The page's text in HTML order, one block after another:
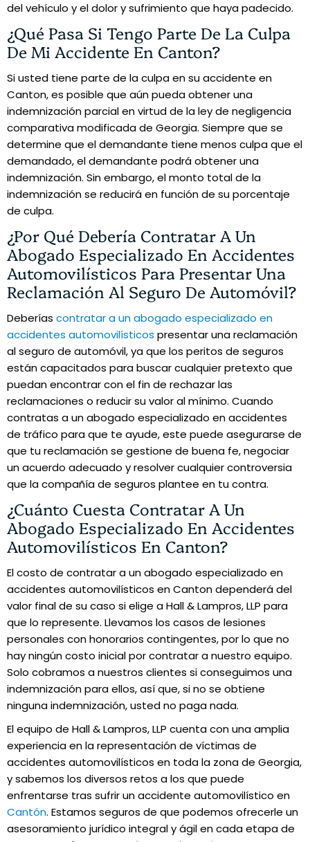
del vehículo y el dolor y sufrimiento que haya padecido.
¿Qué Pasa Si Tengo Parte De La Culpa
De Mi Accidente En Canton?
Si usted tiene parte de la culpa en su accidente en
Canton, es posible que aún pueda obtener una
indemnización parcial en virtud de la ley de negligencia
comparativa modificada de Georgia. Siempre que se
determine que el demandante tiene menos culpa que el
demandado, el demandante podrá obtener una
indemnización. Sin embargo, el monto total de la
indemnización se reducirá en función de su porcentaje
de culpa.
¿Por Qué Debería Contratar A Un
Abogado Especializado En Accidentes
Automovilísticos Para Presentar Una
Reclamación Al Seguro De Automóvil?
Deberías contratar a un abogado especializado en
accidentes automovilísticos presentar una reclamación
al seguro de automóvil, ya que los peritos de seguros
están capacitados para buscar cualquier pretexto que
puedan encontrar con el fin de rechazar las
reclamaciones o reducir su valor al mínimo. Cuando
contratas a un abogado especializado en accidentes
de tráfico para que te ayude, este puede asegurarse de
que tu reclamación se gestione de buena fe, negociar
un acuerdo adecuado y resolver cualquier controversia
que la compañía de seguros plantee en tu contra.
¿Cuánto Cuesta Contratar A Un
Abogado Especializado En Accidentes
Automovilísticos En Canton?
El costo de contratar a un abogado especializado en
accidentes automovilísticos en Canton dependerá del
valor final de su caso si elige a Hall & Lampros, LLP para
que lo represente. Llevamos los casos de lesiones
personales con honorarios contingentes, por lo que no
hay ningún costo inicial por contratar a nuestro equipo.
Solo cobramos a nuestros clientes si conseguimos una
indemnización para ellos, así que, si no se obtiene
ninguna indemnización, usted no paga nada.
El equipo de Hall & Lampros, LLP cuenta con una amplia
experiencia en la representación de víctimas de
accidentes automovilísticos en toda la zona de Georgia,
y sabemos los diversos retos a los que puede
enfrentarse tras sufrir un accidente automovilístico en
Cantón. Estamos seguros de que podemos ofrecerle un
asesoramiento jurídico integral y ágil en cada etapa de